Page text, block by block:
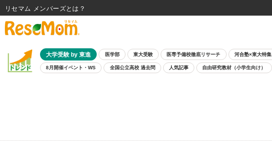
大学受験 by 東進 医学部 東大受験 医専予備校徹底リサーチ 河合塾×東大特集
8月開催イベント・WS 全国公立高校 過去問 人気記事 自由研究教材（小学生向け）
リセマム メンバーズ